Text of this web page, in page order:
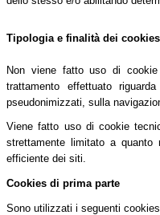
Tipologia e finalità dei cookies
Non viene fatto uso di cookie
trattamento effettuato
pseudonimizzati, sulla
Viene fatto uso di cookie
strettamente limitato a quanto
efficiente dei siti.
Cookies di prima parte
Sono utilizzati i seguenti